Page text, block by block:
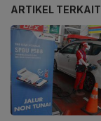
ARTIKEL TERKAIT